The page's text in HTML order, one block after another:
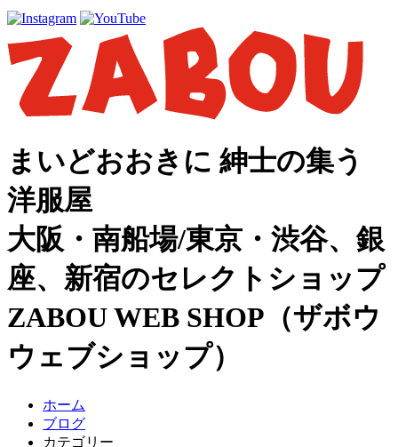
まいどおおきに 紳士の集う
洋服屋
大阪・南船場/東京・渋谷、銀
座、新宿のセレクトショップ
ZABOU WEB SHOP（ザボウ
ウェブショップ）
ホーム
ブログ
カテゴリー